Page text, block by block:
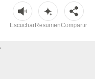
EscucharResumenCompartir